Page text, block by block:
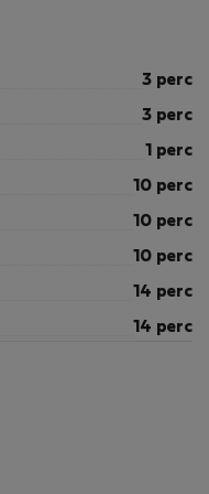
3 perc
3 perc
1 perc
10 perc
10 perc
10 perc
14 perc
14 perc